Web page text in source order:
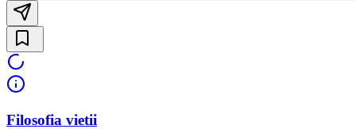
Filosofia vietii